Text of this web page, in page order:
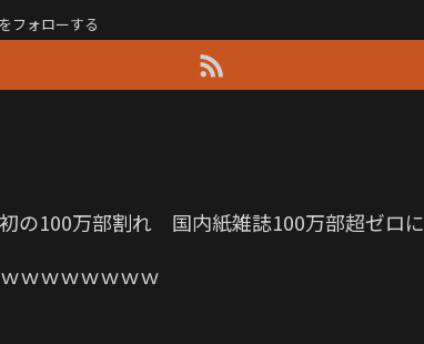
フォローする
の100万部割れ 国内紙雑誌100万部超ゼロに
ｗｗｗｗｗｗｗ